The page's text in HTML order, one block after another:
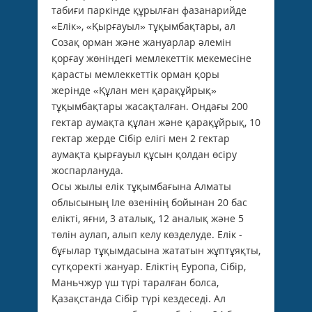
табиғи паркінде құрылған фазанарийде
«Елік», «Қырғауыл» тұқымбақтары, ал
Созақ орман және жануарлар әлемін
қорғау жөніндегі мемлекеттік мекемесіне
қарасты мемлеккеттік орман қоры
жерінде «Құлан мен қарақұйрық»
тұқымбақтары жасақталған. Ондағы 200
гектар аумақта құлан және қарақұйрық, 10
гектар жерде Сібір елігі мен 2 гектар
аумақта қырғауыл құсын қолдан өсіру
жоспарлануда.
Осы жылы елік тұқымбағына Алматы
облысының Іле өзенінің бойынан 20 бас
елікті, яғни, 3 аталық, 12 аналық және 5
төлін аулап, алып келу көзделуде. Елік -
бұғылар тұқымдасына жататын жұптұяқты,
сүтқоректі жануар. Еліктің Еуропа, Сібір,
Маньчжур үш түрі таралған болса,
Қазақстанда Сібір түрі кездеседі. Ал